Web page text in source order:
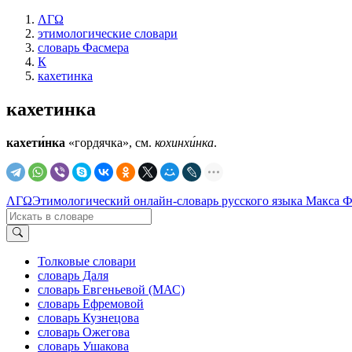
ΛΓΩ
этимологические словари
словарь Фасмера
К
кахетинка
кахетинка
кахети́нка «гордячка», см. кохинхи́нка.
ΛΓΩЭтимологический онлайн-словарь русского языка Макса
Толковые словари
словарь Даля
словарь Евгеньевой (МАС)
словарь Ефремовой
словарь Кузнецова
словарь Ожегова
словарь Ушакова